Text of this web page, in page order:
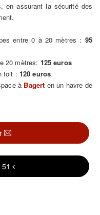
en assurant la sécurité des
entre 0 à 20 mètres : 95
20 mètres: 125 euros
toit : 120 euros
à Bagert en un havre de